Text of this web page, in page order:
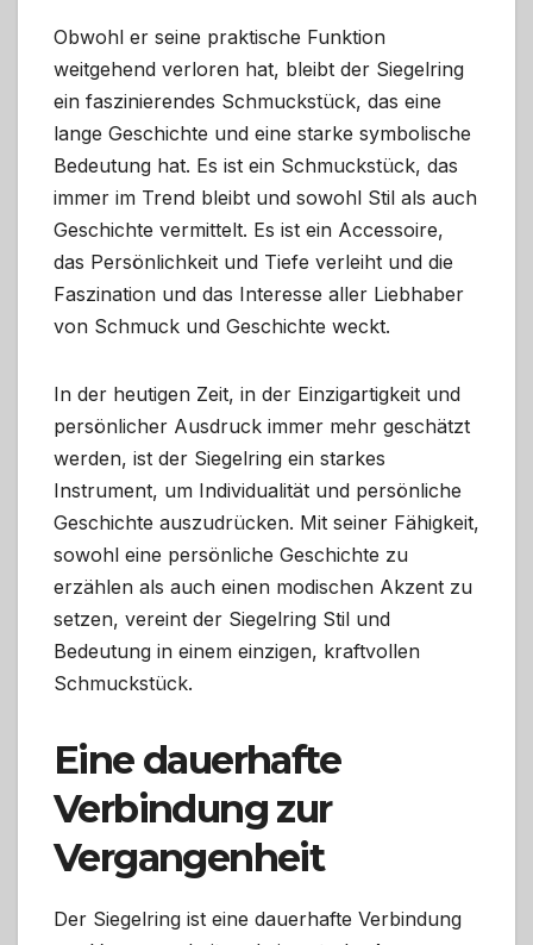
Obwohl er seine praktische Funktion
weitgehend verloren hat, bleibt der Siegelring
ein faszinierendes Schmuckstück, das eine
lange Geschichte und eine starke symbolische
Bedeutung hat. Es ist ein Schmuckstück, das
immer im Trend bleibt und sowohl Stil als auch
Geschichte vermittelt. Es ist ein Accessoire,
das Persönlichkeit und Tiefe verleiht und die
Faszination und das Interesse aller Liebhaber
von Schmuck und Geschichte weckt.
In der heutigen Zeit, in der Einzigartigkeit und
persönlicher Ausdruck immer mehr geschätzt
werden, ist der Siegelring ein starkes
Instrument, um Individualität und persönliche
Geschichte auszudrücken. Mit seiner Fähigkeit,
sowohl eine persönliche Geschichte zu
erzählen als auch einen modischen Akzent zu
setzen, vereint der Siegelring Stil und
Bedeutung in einem einzigen, kraftvollen
Schmuckstück.
Eine dauerhafte
Verbindung zur
Vergangenheit
Der Siegelring ist eine dauerhafte Verbindung